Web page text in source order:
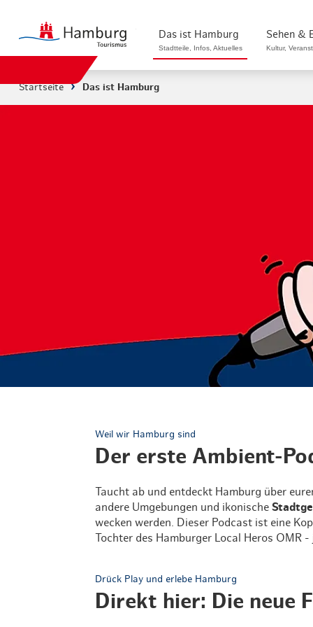
Das ist Hamburg
Stadtteile, Infos, Aktuelles
Sehen &
Kultur,
Rundfahrten
Radfahren in
Routen &
Historisches
Grüne
Startseite Das ist Hamburg
Weil wir Hamburg sind
Der erste Ambient-
Taucht ab und entdeckt Hamburg über
andere Umgebungen und ikonische
wecken werden. Dieser Podcast ist eine
Tochter des Hamburger Local Heros OMR
Drück Play und erlebe Hamburg
Direkt hier: Die neue